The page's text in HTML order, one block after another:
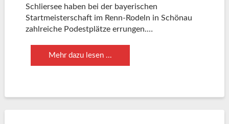
Schliersee haben bei der bayerischen
Startmeisterschaft im Renn-Rodeln in Schönau
zahlreiche Podestplätze errungen.…
Mehr dazu lesen ...